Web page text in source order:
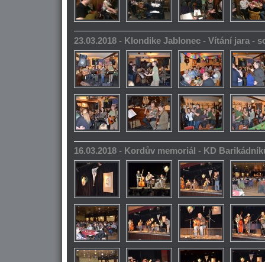
23.03.2018 - Klondike Jablonec - Vítání jara -
16.03.2018 - Kordův memoriál - KD